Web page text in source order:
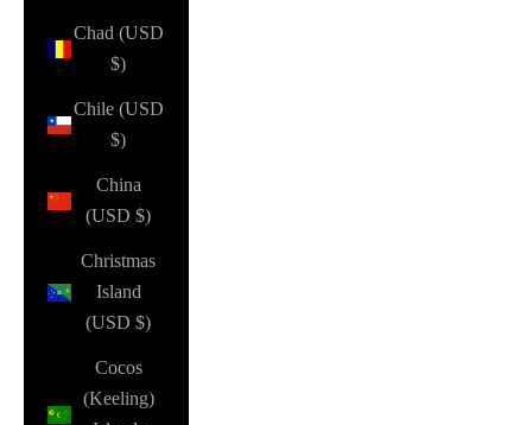
Chad (USD
$)
Chile (USD
$)
China
(USD $)
Christmas
Island
(USD $)
Cocos
(Keeling)